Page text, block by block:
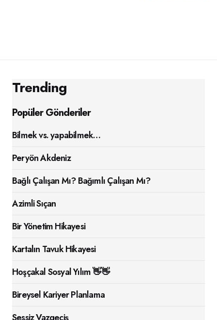
Trending
Popüler Gönderiler
Bilmek vs. yapabilmek…
Peryön Akdeniz
Bağlı Çalışan Mı? Bağımlı Çalışan Mı?
Azimli Sıçan
Bir Yönetim Hikayesi
Kartalın Tavuk Hikayesi
Hoşçakal Sosyal Yılım 👋👋
Bireysel Kariyer Planlama